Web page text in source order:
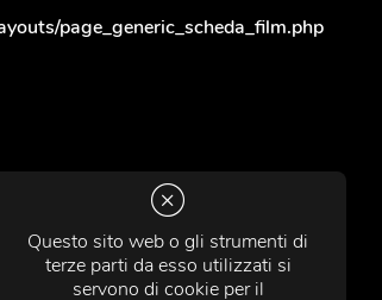
Questo sito web o gli strumenti di
terze parti da esso utilizzati si
servono di cookie per il
page_generic_scheda_film.php